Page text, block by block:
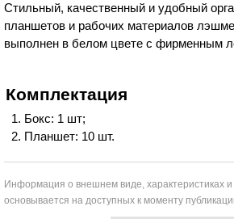
Стильный, качественный и удобный
планшетов и рабочих материалов
выполнен в белом цвете с фирменным
Комплектация
Бокс: 1 шт;
Планшет: 10 шт.
Информация о внешнем виде, характеристиках и
основывается на доступных к моменту